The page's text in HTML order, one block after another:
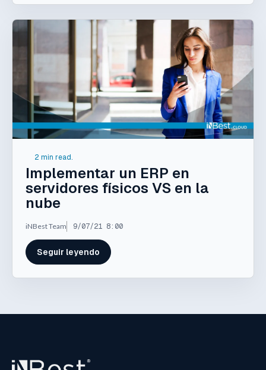
2 min read.
Implementar un ERP en
servidores físicos VS en la
nube
iNBest Team 9/07/21 8:00
Seguir leyendo